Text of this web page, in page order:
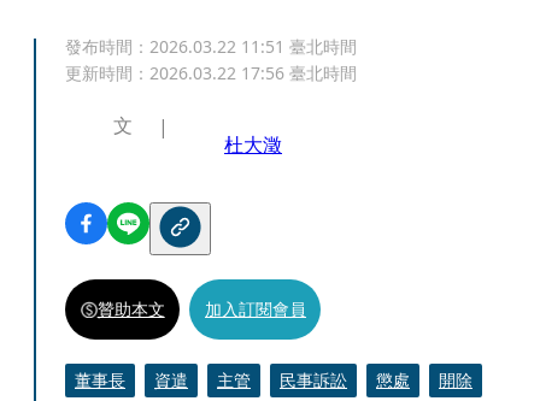
發布時間： 2026.03.22 11:51 臺北時間
更新時間： 2026.03.22 17:56 臺北時間
文
杜大澂
贊助本文 加入訂閱會員
董事長 資遣 主管 民事訴訟 懲處
開除